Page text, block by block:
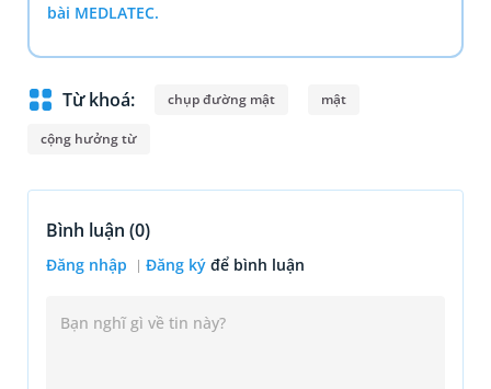
bài MEDLATEC.
Từ khoá: chụp đường mật mật
cộng hưởng từ
Bình luận (0)
Đăng nhập Đăng ký để bình luận